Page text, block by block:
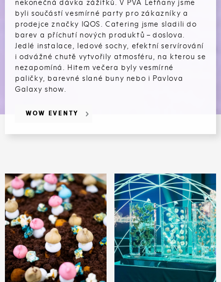
nekonečná dávka zážitků. V PVA Letňany jsme
byli součástí vesmírné party pro zákazníky a
prodejce značky IQOS. Catering jsme sladili do
barev a příchutí nových produktů – doslova.
Jedlé instalace, ledové sochy, efektní servírování
i odvážné chutě vytvořily atmosféru, na kterou se
nezapomíná. Hitem večera byly vesmírné
paličky, barevné slané buny nebo i Pavlova
Galaxy show.
WOW EVENTY